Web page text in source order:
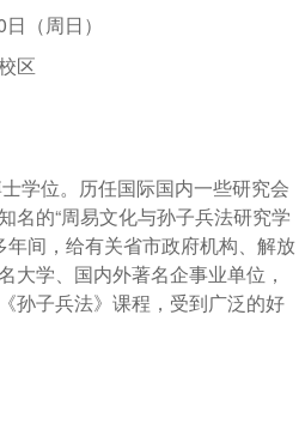
（周日）
区
学位。历任国际国内一些研究会
名的“周易文化与孙子兵法研究学
年间，给有关省市政府机构、解放
大学、国内外著名企事业单位，
孙子兵法》课程，受到广泛的好